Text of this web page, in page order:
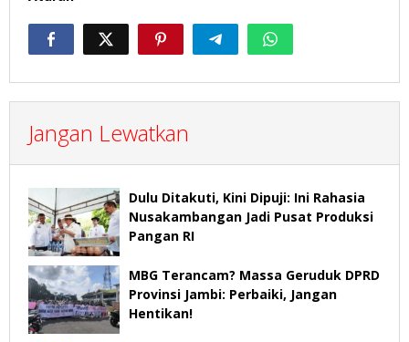
Jangan Lewatkan
Dulu Ditakuti, Kini Dipuji: Ini Rahasia
Nusakambangan Jadi Pusat Produksi
Pangan RI
MBG Terancam? Massa Geruduk DPRD
Provinsi Jambi: Perbaiki, Jangan
Hentikan!